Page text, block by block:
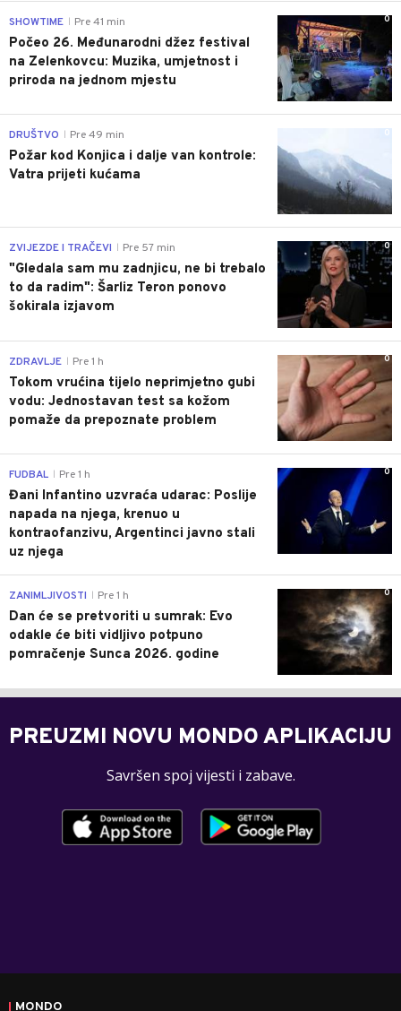
0
SHOWTIME Pre 41 min
Počeo 26. Međunarodni džez festival
na Zelenkovcu: Muzika, umjetnost i
priroda na jednom mjestu
0
DRUŠTVO Pre 49 min
Požar kod Konjica i dalje van kontrole:
Vatra prijeti kućama
0
ZVIJEZDE I TRAČEVI Pre 57 min
"Gledala sam mu zadnjicu, ne bi trebalo
to da radim": Šarliz Teron ponovo
šokirala izjavom
0
ZDRAVLJE Pre 1 h
Tokom vrućina tijelo neprimjetno gubi
vodu: Jednostavan test sa kožom
pomaže da prepoznate problem
0
FUDBAL Pre 1 h
Đani Infantino uzvraća udarac: Poslije
napada na njega, krenuo u
kontraofanzivu, Argentinci javno stali
uz njega
0
ZANIMLJIVOSTI Pre 1 h
Dan će se pretvoriti u sumrak: Evo
odakle će biti vidljivo potpuno
pomračenje Sunca 2026. godine
PREUZMI NOVU MONDO APLIKACIJU
Savršen spoj vijesti i zabave.
MONDO